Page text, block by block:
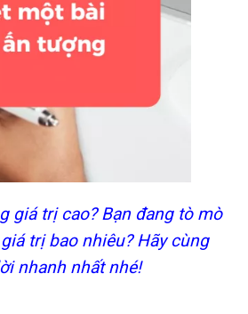
giá trị cao? Bạn đang tò mò
trị bao nhiêu? Hãy cùng
nhanh nhất nhé!